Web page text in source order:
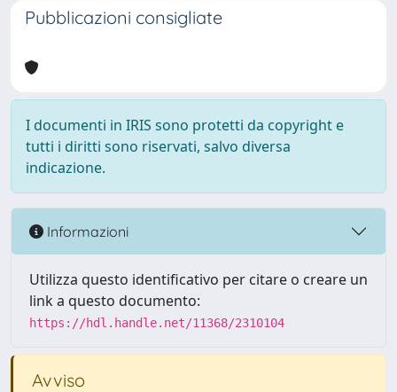
Pubblicazioni consigliate
I documenti in IRIS sono protetti da copyright e
tutti i diritti sono riservati, salvo diversa
indicazione.
Informazioni
Utilizza questo identificativo per citare o creare un
link a questo documento:
https://hdl.handle.net/11368/2310104
Avviso